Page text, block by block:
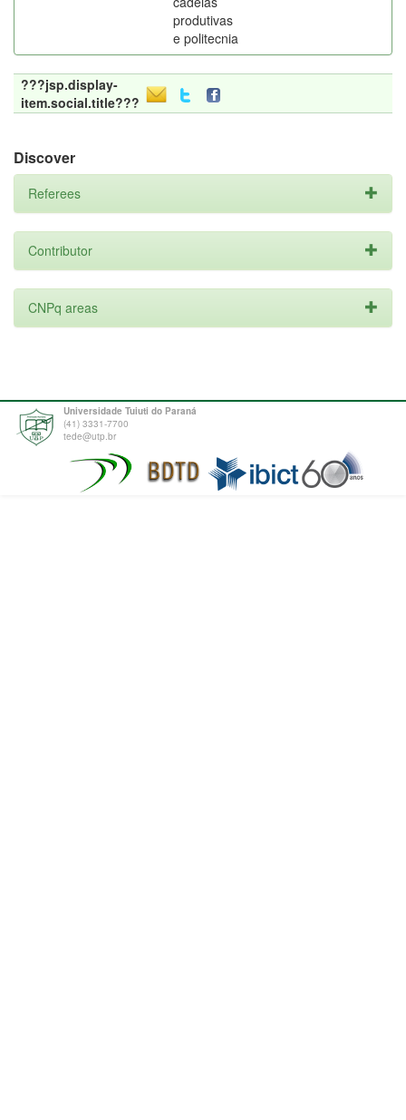
produtivas
e politecnia
???jsp.display-
item.social.title???
Discover
Referees
Contributor
CNPq areas
Universidade Tuiuti do Paraná
(41) 3331-7700
tede@utp.br